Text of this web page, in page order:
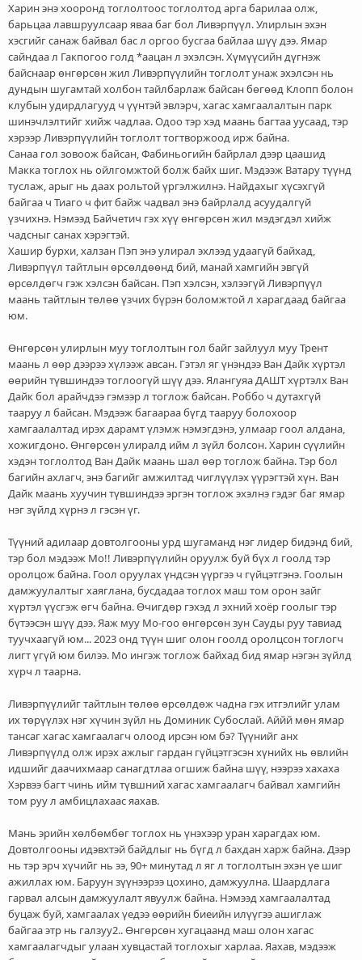
Харин энэ хооронд тоглолтоос тоглолтод арга барилаа олж,
барьцаа лавшруулсаар яваа баг бол Ливэрпүүл. Улирлын эхэн
хэсгийг санаж байвал бас л оргоо бусгаа байлаа шүү дээ. Ямар
сайндаа л Гакпогоо голд *аацан л эхэлсэн. Хүмүүсийн дүгнэж
байснаар өнгөрсөн жил Ливэрпүүлийн тоглолт унаж эхэлсэн нь
дундын шугамтай холбон тайлбарлаж байсан бөгөөд Клопп болон
клубын удирдлагууд ч үүнтэй эвлэрч, хагас хамгаалалтын парк
шинэчлэлтийг хийж чадлаа. Одоо тэр хэд маань багтаа уусаад, тэр
хэрээр Ливэрпүүлийн тоглолт тогтворжоод ирж байна.
Санаа гол зовоож байсан, Фабиньогийн байрлал дээр цаашид
Макка тоглох нь ойлгомжтой болж байх шиг. Мэдээж Ватару түүнд
туслаж, арыг нь даах рольтой үргэлжилнэ. Найдахыг хүсэхгүй
байгаа ч Тиаго ч фит байж чадвал энэ байрлалд асуудалгүй
үзчихнэ. Нэмээд Байчетич гэх хүү өнгөрсөн жил мэдэгдэл хийж
чадсныг санах хэрэгтэй.
Хашир бурхи, халзан Пэп энэ улирал эхлээд удаагүй байхад,
Ливэрпүүл тайтлын өрсөлдөөнд бий, манай хамгийн эвгүй
өрсөлдөгч гэж хэлсэн байсан. Пэп хэлсэн, хэлээгүй Ливэрпүүл
маань тайтлын төлөө үзчих бүрэн боломжтой л харагдаад байгаа
юм.
Өнгөрсөн улирлын муу тоглолтын гол байг зайлуул муу Трент
маань л өөр дээрээ хүлээж авсан. Гэтэл яг үнэндээ Ван Дайк хүртэл
өөрийн түвшиндээ тоглоогүй шүү дээ. Ялангуяа ДАШТ хүртэлх Ван
Дайк бол арайчдээ гэмээр л тоглож байсан. Роббо ч дутахгүй
тааруу л байсан. Мэдээж багаараа бүгд тааруу болохоор
хамгаалалтад ирэх дарамт үлэмж нэмэгдэнэ, улмаар гоол алдана,
хожигдоно. Өнгөрсөн улиралд ийм л зүйл болсон. Харин сүүлийн
хэдэн тоглолтод Ван Дайк маань шал өөр тоглож байна. Тэр бол
багийн ахлагч, энэ багийг амжилтад чиглүүлэх үүрэгтэй хүн. Ван
Дайк маань хуучин түвшиндээ эргэн тоглож эхэлнэ гэдэг баг ямар
нэг зүйлд хүрнэ л гэсэн үг.
Түүний адилаар довтолгооны урд шугаманд нэг лидер бидэнд бий,
тэр бол мэдээж Мо!! Ливэрпүүлийн оруулж буй бүх л гоолд тэр
оролцож байна. Гоол оруулах үндсэн үүргээ ч гүйцэтгэнэ. Гоолын
дамжуулалтыг хаяглана, бусдадаа тоглох маш том орон зайг
хүртэл үүсгэж өгч байна. Өчигдөр гэхэд л эхний хоёр гоолыг тэр
бүтээсэн шүү дээ. Яаж муу Мо-гоо өнгөрсөн зун Сауды руу тавиад
туучхаагүй юм... 2023 онд түүн шиг олон гоолд оролцсон тоглогч
лигт үгүй юм билээ. Мо ингэж тоглож байхад бид ямар нэгэн зүйлд
хүрч л таарна.
Ливэрпүүлийг тайтлын төлөө өрсөлдөж чадна гэх итгэлийг улам
их төрүүлэх нэг хүчин зүйл нь Доминик Субослай. Аййй мөн ямар
тансаг хагас хамгаалагч олоод ирсэн юм бэ? Түүнийг анх
Ливэрпүүлд олж ирэх ажлыг гардан гүйцэтгэсэн хүнийх нь өвлийн
идшийг даачихмаар санагдтлаа огшиж байна шүү, нээрээ хахаха
Хэрвээ багт чинь ийм түвшний хагас хамгаалагч байвал хамгийн
том руу л амбицлахаас яахав.
Мань эрийн хөлбөмбөг тоглох нь үнэхээр уран харагдах юм.
Довтолгооны идэвхтэй байдлыг нь бүгд л бахдан харж байна. Дээр
нь тэр эрч хүчийг нь ээ, 90+ минутад л яг л тоглолтын эхэн үе шиг
ажиллах юм. Баруун зүүнээрээ цохино, дамжуулна. Шаардлага
гарвал алсын дамжуулалт явуулж байна. Нэмээд хамгаалалтад
буцаж буй, хамгаалах үедээ өөрийн биеийн илүүгээ ашиглаж
байгаа этр нь галзуу2.. Өнгөрсөн хугацаанд маш олон хагас
хамгаалагчдыг улаан хувцастай тоглохыг харлаа. Яахав, мэдээж